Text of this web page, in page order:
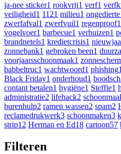
ja-nee sticker1 rookvrij1 verf1
veiligheid1 1121 milieu1 ongedierte
zwerfafval1 zwerfvuil1 regenproof1
vogelvoer1 barbecue1 verhuizen1
brandnetels1 kredietcrisis1
zonnebank1 gebroken been1
voorjaarsschoonmaak1
babbeltruc1 wachtwoord1 phishing1
Black Friday1 onderhoud1
contant betalen1 hygiëne1 Steffie1
administratie2 lifehack2
burenhulp2 ramen wassen2 spam2
reclamedrukwerk3 schoonmaken3
strip12 Herman en Ed18 cartoon57
Filteren